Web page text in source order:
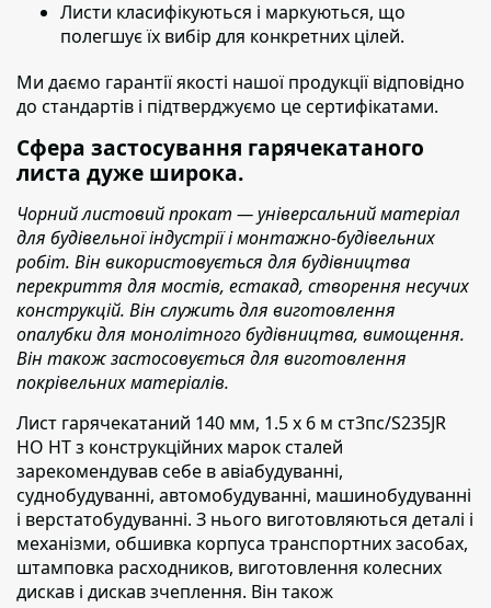
Листи класифікуються і маркуються, що
полегшує їх вибір для конкретних цілей.
Ми даємо гарантії якості нашої продукції відповідно
до стандартів і підтверджуємо це сертифікатами.
Сфера застосування гарячекатаного
листа дуже широка.
Чорний листовий прокат — універсальний матеріал
для будівельної індустрії і монтажно-будівельних
робіт. Він використовується для будівництва
перекриття для мостів, естакад, створення несучих
конструкцій. Він служить для виготовлення
опалубки для монолітного будівництва, вимощення.
Він також застосовується для виготовлення
покрівельних матеріалів.
Лист гарячекатаний 140 мм, 1.5 х 6 м ст3пс/S235JR
НО НТ з конструкційних марок сталей
зарекомендувавсебе в авіабудуванні,
суднобудуванні, автомобудуванні, машинобудуванні
і верстатобудуванні. З нього виготовляються деталі і
механізми, обшивка корпуса транспортних засобах,
штамповка расходников, виготовлення колесних
дискав і дискав зчеплення. Він також